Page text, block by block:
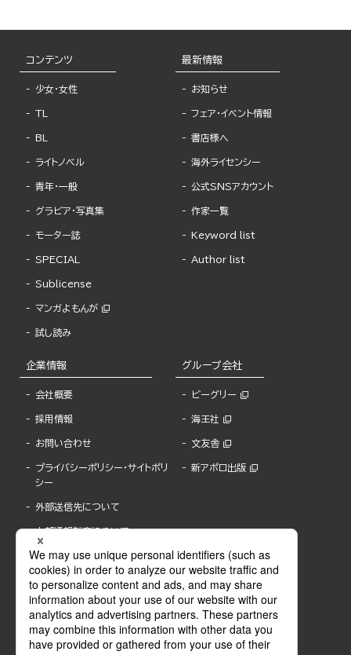
コンテンツ
少女・女性
TL
BL
ライトノベル
青年・一般
グラビア・写真集
モーター誌
SPECIAL
Sublicense
マンガよもんが
試し読み
最新情報
お知らせ
フェア・イベント情報
書店様へ
海外ライセンシー
公式SNSアカウント
作家一覧
Keyword list
Author list
企業情報
会社概要
採用情報
お問い合わせ
プライバシーポリシー・サイトポリ
シー
外部送信先について
内部通報制度について
グループ会社
ビーグリー
海王社
文友舎
新アポロ出版